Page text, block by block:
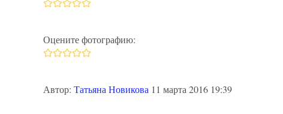
Оцените фотографию:
Автор: Татьяна Новикова 11 марта 2016 19:39